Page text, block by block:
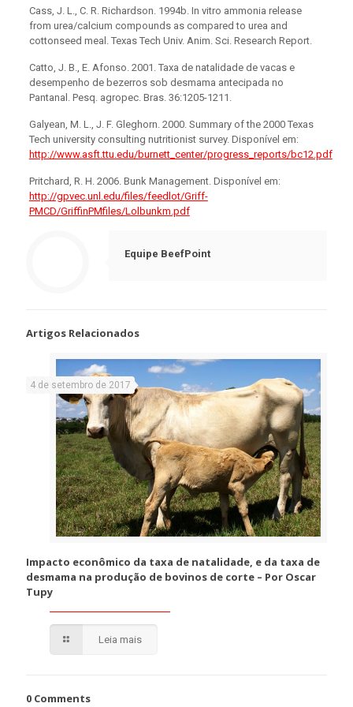
Cass, J. L., C. R. Richardson. 1994b. In vitro ammonia release
from urea/calcium compounds as compared to urea and
cottonseed meal. Texas Tech Univ. Anim. Sci. Research Report.
Catto, J. B., E. Afonso. 2001. Taxa de natalidade de vacas e
desempenho de bezerros sob desmama antecipada no
Pantanal. Pesq. agropec. Bras. 36:1205-1211.
Galyean, M. L., J. F. Gleghorn. 2000. Summary of the 2000 Texas
Tech university consulting nutritionist survey. Disponível em:
http://www.asft.ttu.edu/burnett_center/progress_reports/bc12.pdf
Pritchard, R. H. 2006. Bunk Management. Disponível em:
http://gpvec.unl.edu/files/feedlot/Griff-
PMCD/GriffinPMfiles/Lolbunkm.pdf
Equipe BeefPoint
Artigos Relacionados
4 de setembro de 2017
Impacto econômico da taxa de natalidade, e da taxa de
desmama na produção de bovinos de corte – Por Oscar
Tupy
Leia mais
0 Comments